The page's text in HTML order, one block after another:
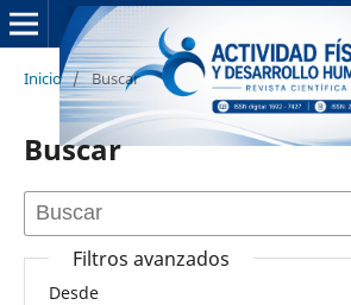
Inicio / Buscar
Buscar
Filtros avanzados
Desde